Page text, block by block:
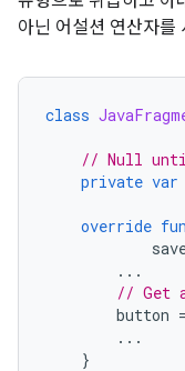
아닌 어설션 연산자를
class
// Null until
private var
override fun
...
// Get
button =
...
}